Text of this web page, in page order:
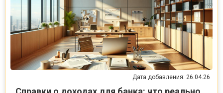
Дата добавления: 26.04.26